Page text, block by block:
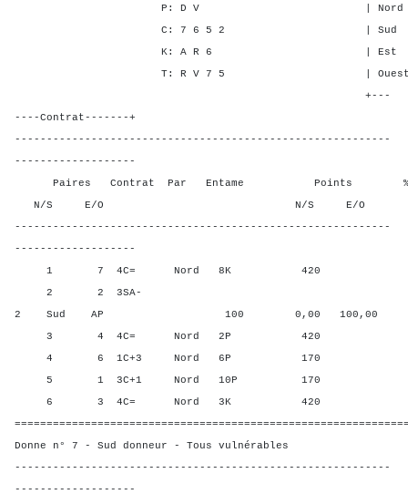
P: D V | Nord 1 1
C: 7 6 5 2 | Sud 1 1
K: A R 6 | Est - -
T: R V 7 5 | Ouest -
+---
----Contrat-------+
-----------------------------------------------------------
-------------------
Paires Contrat Par Entame Points %
N/S E/O N/S E/O N/
-----------------------------------------------------------
-------------------
1 7 4C= Nord 8K 420
2 2 3SA-
2 Sud AP 100 0,00 100,00
3 4 4C= Nord 2P 420
4 6 1C+3 Nord 6P 170
5 1 3C+1 Nord 10P 170
6 3 4C= Nord 3K 420
Donne n° 7 - Sud donneur - Tous vulnérables
-----------------------------------------------------------
-------------------